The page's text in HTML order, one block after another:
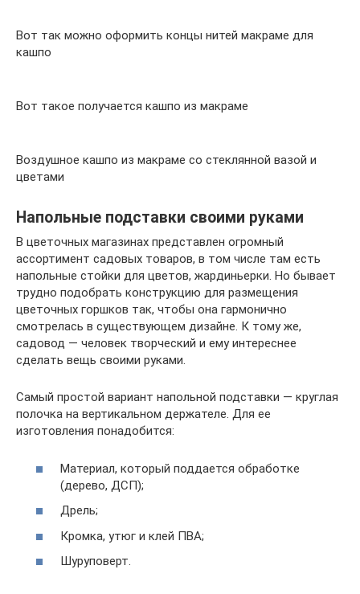
Вот так можно оформить концы нитей макраме для
кашпо
Вот такое получается кашпо из макраме
Воздушное кашпо из макраме со стеклянной вазой и
цветами
Напольные подставки своими руками
В цветочных магазинах представлен огромный
ассортимент садовых товаров, в том числе там есть
напольные стойки для цветов, жардиньерки. Но бывает
трудно подобрать конструкцию для размещения
цветочных горшков так, чтобы она гармонично
смотрелась в существующем дизайне. К тому же,
садовод — человек творческий и ему интереснее
сделать вещь своими руками.
Самый простой вариант напольной подставки — круглая
полочка на вертикальном держателе. Для ее
изготовления понадобится:
Материал, который поддается обработке
(дерево, ДСП);
Дрель;
Кромка, утюг и клей ПВА;
Шуруповерт.